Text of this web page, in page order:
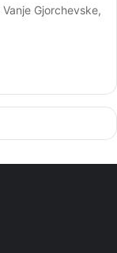
Gjorchevske,